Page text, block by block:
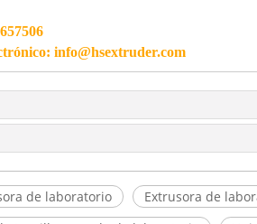
info@hsextruder.com
de laboratorio Extrusora de